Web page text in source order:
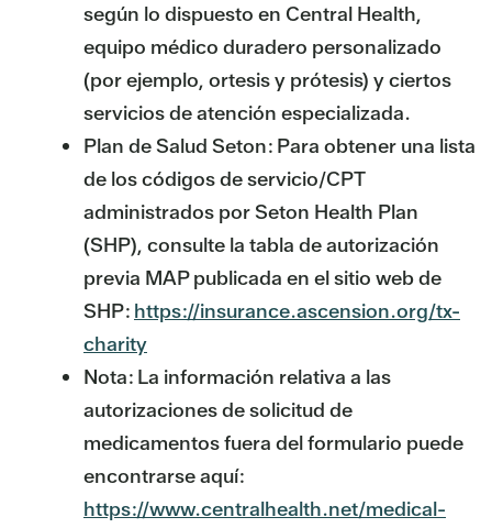
según lo dispuesto en Central Health,
equipo médico duradero personalizado
(por ejemplo, ortesis y prótesis) y ciertos
servicios de atención especializada.
Plan de Salud Seton: Para obtener una lista
de los códigos de servicio/CPT
administrados por Seton Health Plan
(SHP), consulte la tabla de autorización
previa MAP publicada en el sitio web de
SHP: https://insurance.ascension.org/tx-
charity
Nota: La información relativa a las
autorizaciones de solicitud de
medicamentos fuera del formulario puede
encontrarse aquí:
https://www.centralhealth.net/medical-